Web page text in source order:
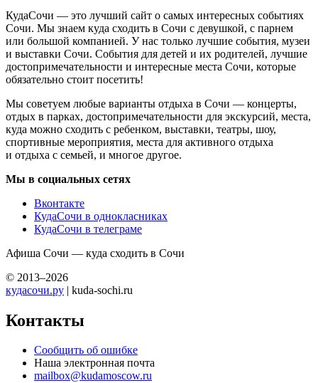
КудаСочи — это лучший сайт о самых интересных событиях
Сочи. Мы знаем куда сходить в Сочи с девушкой, с парнем
или большой компанией. У нас только лучшие события, музеи
и выставки Сочи. События для детей и их родителей, лучшие
достопримечательности и интересные места Сочи, которые
обязательно стоит посетить!
Мы советуем любые варианты отдыха в Сочи — концерты,
отдых в парках, достопримечательности для экскурсий, места,
куда можно сходить с ребенком, выставки, театры, шоу,
спортивные мероприятия, места для активного отдыха
и отдыха с семьей, и многое другое.
Мы в социальных сетях
Вконтакте
КудаСочи в однокласниках
КудаСочи в телеграме
Афиша Сочи — куда сходить в Сочи
© 2013–2026
кудасочи.ру | kuda-sochi.ru
Контакты
Сообщить об ошибке
Наша электронная почта
mailbox@kudamoscow.ru